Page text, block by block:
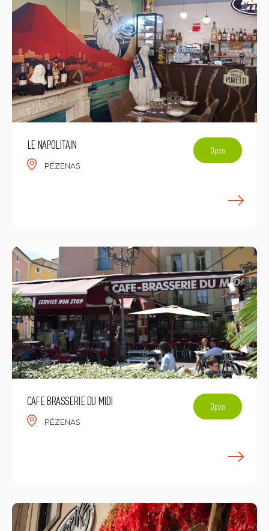
LE NAPOLITAIN
PÉZENAS
Open
CAFE BRASSERIE DU MIDI
PÉZENAS
Open